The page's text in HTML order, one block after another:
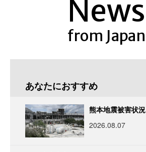
Français
News
from Japan
あなたにおすすめ
熊本地震被害状況
2026.08.07